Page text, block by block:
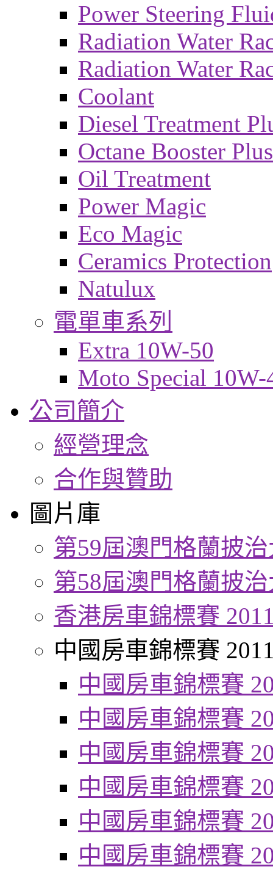
Power Steering
Radiation Water
Radiation Water
Coolant
Diesel Treatment
Octane Booster Plus
Oil Treatment
Power Magic
Eco Magic
Ceramics Protection
Natulux
電單車系列
Extra 10W-50
Moto Special 10W-
公司簡介
經營理念
合作與贊助
圖片庫
第59屆澳門格蘭披
第58屆澳門格蘭披
香港房車錦標賽
中國房車錦標賽
中國房車錦標賽
中國房車錦標賽
中國房車錦標賽
中國房車錦標賽
中國房車錦標賽
中國房車錦標賽